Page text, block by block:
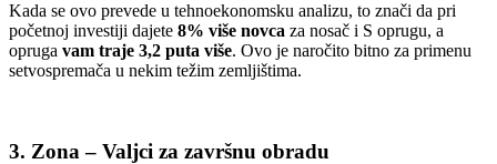
Kada se ovo prevede u tehnoekonomsku analizu, to znači da pri
početnoj investiji dajete 8% više novca za nosač i S oprugu, a
opruga vam traje 3,2 puta više. Ovo je naročito bitno za primenu
setvospremača u nekim težim zemljištima.
3. Zona – Valjci za završnu obradu